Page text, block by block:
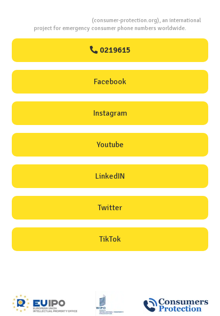
(consumer-protection.org), an international
project for emergency consumer phone numbers worldwide.
0219615
Facebook
Instagram
Youtube
LinkedIN
Twitter
TikTok